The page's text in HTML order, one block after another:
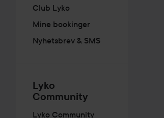
Club Lyko
Mine bookinger
Nyhetsbrev & SMS
Lyko
Community
Lyko Community